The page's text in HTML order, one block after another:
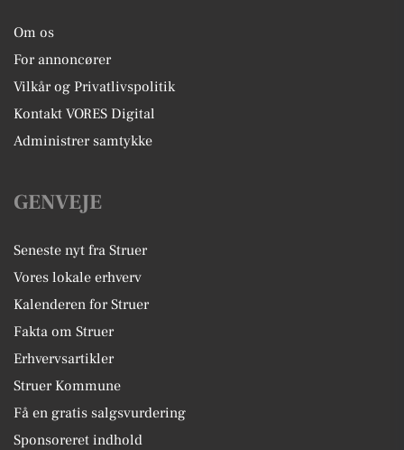
Om os
For annoncører
Vilkår og Privatlivspolitik
Kontakt VORES Digital
Administrer samtykke
GENVEJE
Seneste nyt fra Struer
Vores lokale erhverv
Kalenderen for Struer
Fakta om Struer
Erhvervsartikler
Struer Kommune
Få en gratis salgsvurdering
Sponsoreret indhold